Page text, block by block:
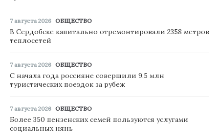
7 августа 2026 ОБЩЕСТВО
В Сердобске капитально отремонтировали 2358 метров
теплосетей
7 августа 2026 ОБЩЕСТВО
С начала года россияне совершили 9,5 млн
туристических поездок за рубеж
7 августа 2026 ОБЩЕСТВО
Более 350 пензенских семей пользуются услугами
социальных нянь